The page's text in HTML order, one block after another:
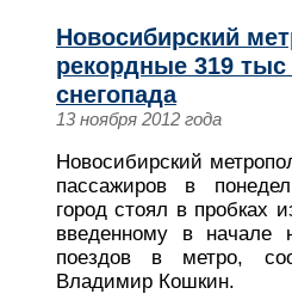
Новосибирский
рекордные 319
снегопада
13 ноября 2012 года
Новосибирский
пассажиров в
город стоял в пробках
введенному в начале
поездов в метро,
Владимир Кошкин.